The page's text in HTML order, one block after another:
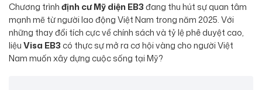
Chương trìnhđịnh cư Mỹ diện EB3đang thu hút sự quan tâm
mạnh mẽ từ người lao động Việt Nam trong năm 2025. Với
những thay đổi tích cực về chính sách và tỷ lệ phê duyệt cao,
liệuVisa EB3 có thực sự mở ra cơ hội vàng cho người Việt
Nam muốn xây dựng cuộc sống tại Mỹ?